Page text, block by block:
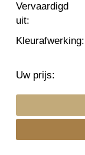
Vervaardigd
uit:
Kleurafwerking:
Uw prijs: